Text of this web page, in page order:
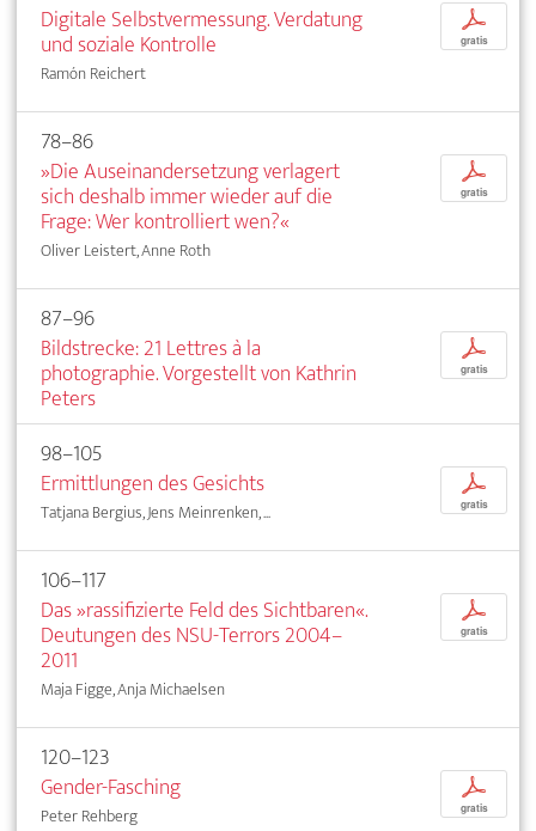
Digitale Selbstvermessung. Verdatung
und soziale Kontrolle
Ramón Reichert
p
gratis
78–86
»Die Auseinandersetzung verlagert
sich deshalb immer wieder auf die
Frage: Wer kontrolliert wen?«
Oliver Leistert, Anne Roth
p
gratis
87–96
Bildstrecke: 21 Lettres à la
photographie. Vorgestellt von Kathrin
Peters
p
gratis
98–105
Ermittlungen des Gesichts
Tatjana Bergius, Jens Meinrenken, ...
p
gratis
106–117
Das »rassifizierte Feld des Sichtbaren«.
Deutungen des NSU-Terrors 2004–
2011
Maja Figge, Anja Michaelsen
p
gratis
120–123
Gender-Fasching
Peter Rehberg
p
gratis